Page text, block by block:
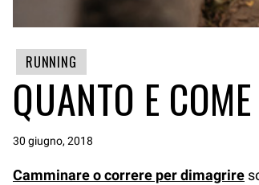
RUNNING
QUANTO E
30 giugno, 2018
Camminare o correre per dimagrire